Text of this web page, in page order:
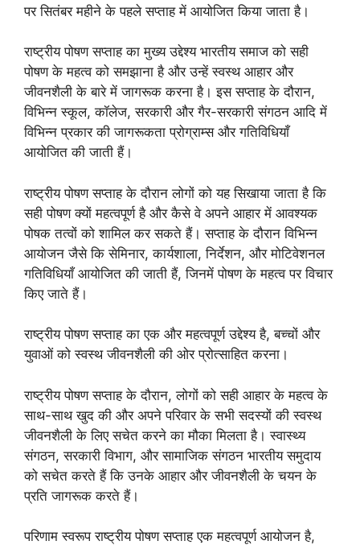
पर सितंबर महीने के पहले सप्ताह में आयोजित किया जाता है।
राष्ट्रीय पोषण सप्ताह का मुख्य उद्देश्य भारतीय समाज को सही
पोषण के महत्व को समझाना है और उन्हें स्वस्थ आहार और
जीवनशैली के बारे में जागरूक करना है। इस सप्ताह के दौरान,
विभिन्न स्कूल, कॉलेज, सरकारी और गैर-सरकारी संगठन आदि में
विभिन्न प्रकार की जागरूकता प्रोग्राम्स और गतिविधियाँ
आयोजित की जाती हैं।
राष्ट्रीय पोषण सप्ताह के दौरान लोगों को यह सिखाया जाता है कि
सही पोषण क्यों महत्वपूर्ण है और कैसे वे अपने आहार में आवश्यक
पोषक तत्वों को शामिल कर सकते हैं। सप्ताह के दौरान विभिन्न
आयोजन जैसे कि सेमिनार, कार्यशाला, निर्देशन, और मोटिवेशनल
गतिविधियाँ आयोजित की जाती हैं, जिनमें पोषण के महत्व पर विचार
किए जाते हैं।
राष्ट्रीय पोषण सप्ताह का एक और महत्वपूर्ण उद्देश्य है, बच्चों और
युवाओं को स्वस्थ जीवनशैली की ओर प्रोत्साहित करना।
राष्ट्रीय पोषण सप्ताह के दौरान, लोगों को सही आहार के महत्व के
साथ-साथ खुद की और अपने परिवार के सभी सदस्यों की स्वस्थ
जीवनशैली के लिए सचेत करने का मौका मिलता है। स्वास्थ्य
संगठन, सरकारी विभाग, और सामाजिक संगठन भारतीय समुदाय
को सचेत करते हैं कि उनके आहार और जीवनशैली के चयन के
प्रति जागरूक करते हैं।
परिणाम स्वरूप राष्ट्रीय पोषण सप्ताह एक महत्वपूर्ण आयोजन है,